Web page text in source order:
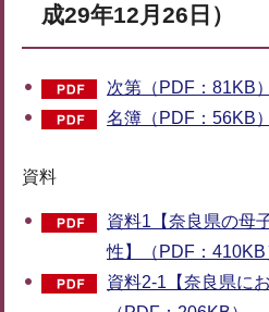
成29年12月26日）
次第（PDF：81KB）
名簿（PDF：56KB）
資料
資料1【奈良県の母
性】（PDF：410KB
資料2-1【奈良県に